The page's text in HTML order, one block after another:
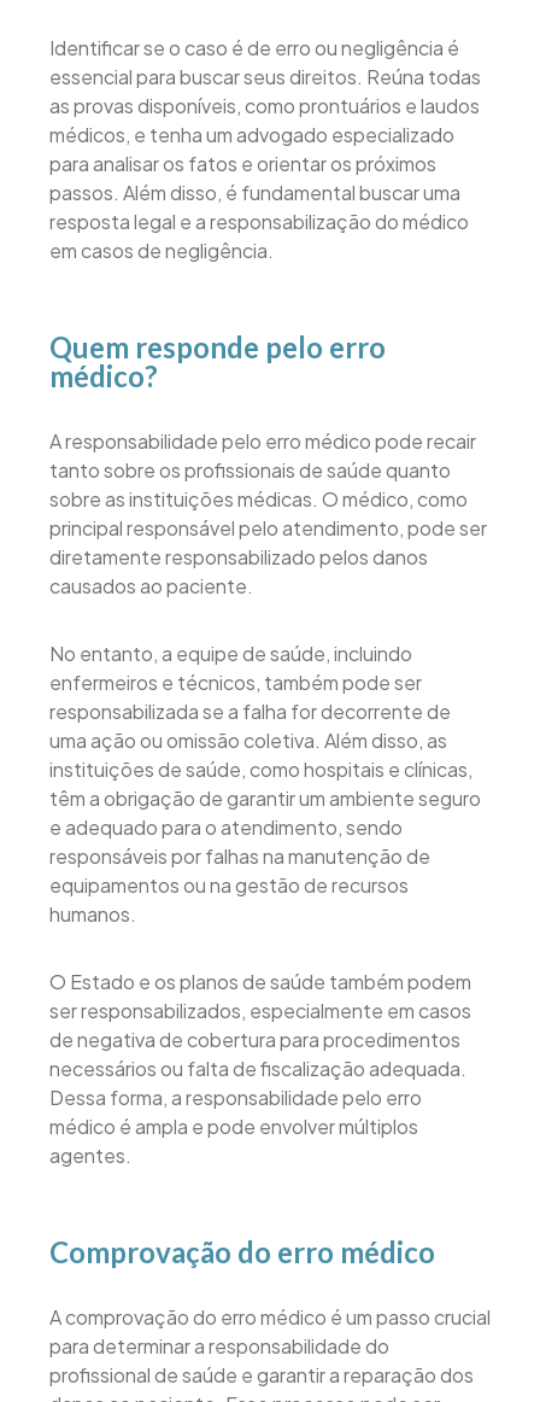
Identificar se o caso é de erro ou negligência é
essencial para buscar seus direitos. Reúna todas
as provas disponíveis, como prontuários e laudos
médicos, e tenha um advogado especializado
para analisar os fatos e orientar os próximos
passos. Além disso, é fundamental buscar uma
resposta legal e a responsabilização do médico
em casos de negligência.
Quem responde pelo erro
médico?
A responsabilidade pelo erro médico pode recair
tanto sobre os profissionais de saúde quanto
sobre as instituições médicas. O médico, como
principal responsável pelo atendimento, pode ser
diretamente responsabilizado pelos danos
causados ao paciente.
No entanto, a equipe de saúde, incluindo
enfermeiros e técnicos, também pode ser
responsabilizada se a falha for decorrente de
uma ação ou omissão coletiva. Além disso, as
instituições de saúde, como hospitais e clínicas,
têm a obrigação de garantir um ambiente seguro
e adequado para o atendimento, sendo
responsáveis por falhas na manutenção de
equipamentos ou na gestão de recursos
humanos.
O Estado e os planos de saúde também podem
ser responsabilizados, especialmente em casos
de negativa de cobertura para procedimentos
necessários ou falta de fiscalização adequada.
Dessa forma, a responsabilidade pelo erro
médico é ampla e pode envolver múltiplos
agentes.
Comprovação do erro médico
A comprovação do erro médico é um passo crucial
para determinar a responsabilidade do
profissional de saúde e garantir a reparação dos